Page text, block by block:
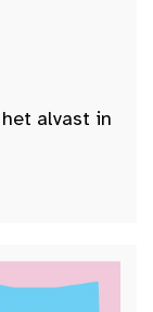
alvast in